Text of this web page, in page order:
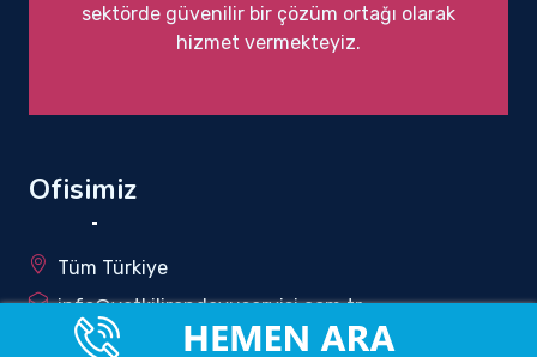
sektörde güvenilir bir çözüm ortağı olarak
hizmet vermekteyiz.
Ofisimiz
Tüm Türkiye
info@yetkilirandevuservisi.com.tr
0850 340 5196